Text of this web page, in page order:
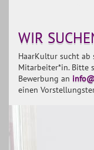
KONTAKT
JOBS
WIR
HaarKultur sucht
Mitarbeiter*in. Bitte
Bewerbung an
einen